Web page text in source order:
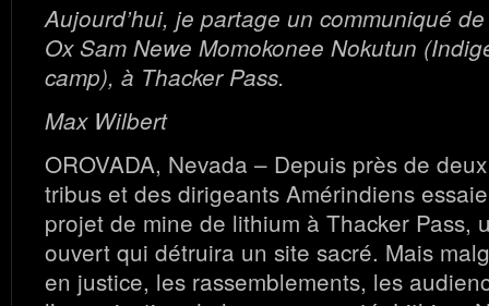
Aujourd’hui, je partage un communiqué
Ox Sam Newe Momokonee Nokutun
camp), à Thacker Pass.
Max Wilbert
OROVADA, Nevada – Depuis près de
tribus et des dirigeants Amérindiens
projet de mine de lithium à Thacker Pass,
ouvert qui détruira un site sacré. Mais
en justice, les rassemblements, les